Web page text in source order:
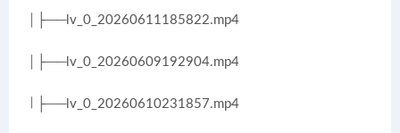
│├──lv_0_20260611185822.mp4
│├──lv_0_20260609192904.mp4
│├──lv_0_20260610231857.mp4